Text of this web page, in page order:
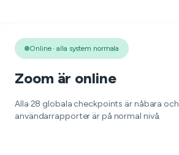
Online · alla system normala
Zoom är online
Alla 28 globala checkpoints är nåbara och
användarrapporter är på normal nivå.